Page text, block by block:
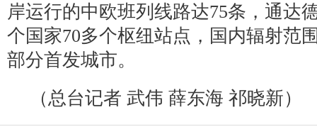
岸运行的中欧班列线路达75条，通达
个国家70多个枢纽站点，国内辐射范
部分首发城市。
（总台记者 武伟 薛东海 祁晓新）